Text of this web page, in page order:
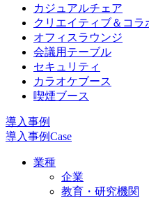
カジュアルチェア
クリエイティブ＆コラ
オフィスラウンジ
会議用テーブル
セキュリティ
カラオケブース
喫煙ブース
導入事例
導入事例Case
業種
企業
教育・研究機関